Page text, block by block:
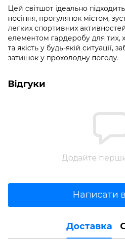
Цей світшот ідеально
носіння, прогулянок містом,
легких спортивних
елементом гардеробу для тих,
та якість у будь-якій ситуації,
затишок у прохолодну погоду.
Відгуки
Додайте
Написати
Доставка